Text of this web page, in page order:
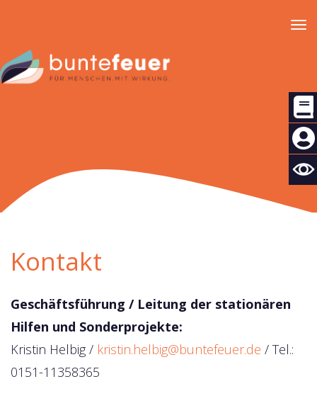
Kontakt
Geschäftsführung / Leitung der stationären
Hilfen und Sonderprojekte:
Kristin Helbig / kristin.helbig@buntefeuer.de / Tel.:
0151-11358365